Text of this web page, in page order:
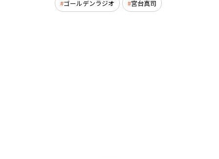
ゴールデンラジオ 宮台真司